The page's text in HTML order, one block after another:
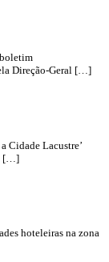
Direção-Geral […]
Cidade Lacustre’
[…]
hoteleiras na zona